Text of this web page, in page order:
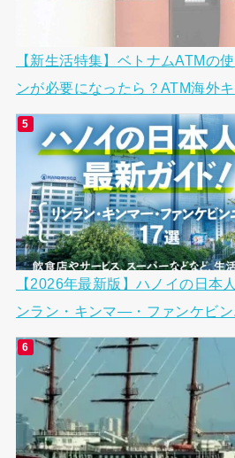
【新生活特集】ベトナムATMの
ンが必要になったら？ATM海外
【2026年最新版】ハノイの日本
ンラン・キンマ―・ファンケビ